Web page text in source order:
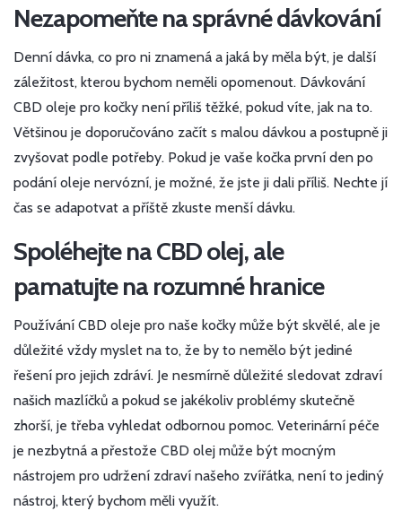
Nezapomeňte na správné dávkování
Denní dávka, co pro ni znamená a jaká by měla být, je další
záležitost, kterou bychom neměli opomenout. Dávkování
CBD oleje pro kočky není příliš těžké, pokud víte, jak na to.
Většinou je doporučováno začít s malou dávkou a postupně ji
zvyšovat podle potřeby. Pokud je vaše kočka první den po
podání oleje nervózní, je možné, že jste ji dali příliš. Nechte jí
čas se adapotvat a příště zkuste menší dávku.
Spoléhejte na CBD olej, ale
pamatujte na rozumné hranice
Používání CBD oleje pro naše kočky může být skvělé, ale je
důležité vždy myslet na to, že by to nemělo být jediné
řešení pro jejich zdráví. Je nesmírně důležité sledovat zdraví
našich mazlíčků a pokud se jakékoliv problémy skutečně
zhorší, je třeba vyhledat odbornou pomoc. Veterinární péče
je nezbytná a přestože CBD olej může být mocným
nástrojem pro udržení zdraví našeho zvířátka, není to jediný
nástroj, který bychom měli využít.